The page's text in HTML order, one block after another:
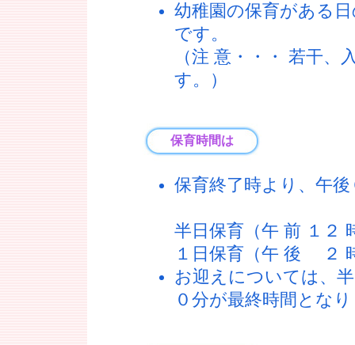
幼稚園の保育がある
です。
（注 意・・・ 若干
す。）
保育時間は
保育終了時より、午
半日保育（午 前
１日保育（午 後 ２
お迎えについては、
０分が最終時間とな